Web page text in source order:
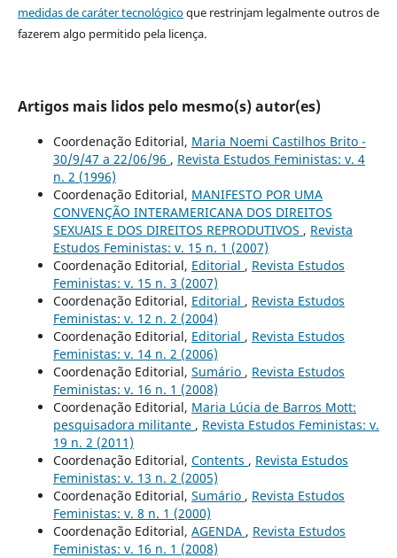
medidas de caráter tecnológicoque restrinjam legalmente outros de
fazerem algo permitido pela licença.
Artigos mais lidos pelo mesmo(s) autor(es)
Coordenação Editorial, Maria Noemi Castilhos Brito -
30/9/47 a 22/06/96 , Revista Estudos Feministas: v. 4
n. 2 (1996)
Coordenação Editorial, MANIFESTO POR UMA
CONVENÇÃO INTERAMERICANA DOS DIREITOS
SEXUAIS E DOS DIREITOS REPRODUTIVOS , Revista
Estudos Feministas: v. 15 n. 1 (2007)
Coordenação Editorial, Editorial , Revista Estudos
Feministas: v. 15 n. 3 (2007)
Coordenação Editorial, Editorial , Revista Estudos
Feministas: v. 12 n. 2 (2004)
Coordenação Editorial, Editorial , Revista Estudos
Feministas: v. 14 n. 2 (2006)
Coordenação Editorial, Sumário , Revista Estudos
Feministas: v. 16 n. 1 (2008)
Coordenação Editorial, Maria Lúcia de Barros Mott:
pesquisadora militante , Revista Estudos Feministas: v.
19 n. 2 (2011)
Coordenação Editorial, Contents , Revista Estudos
Feministas: v. 13 n. 2 (2005)
Coordenação Editorial, Sumário , Revista Estudos
Feministas: v. 8 n. 1 (2000)
Coordenação Editorial, AGENDA , Revista Estudos
Feministas: v. 16 n. 1 (2008)